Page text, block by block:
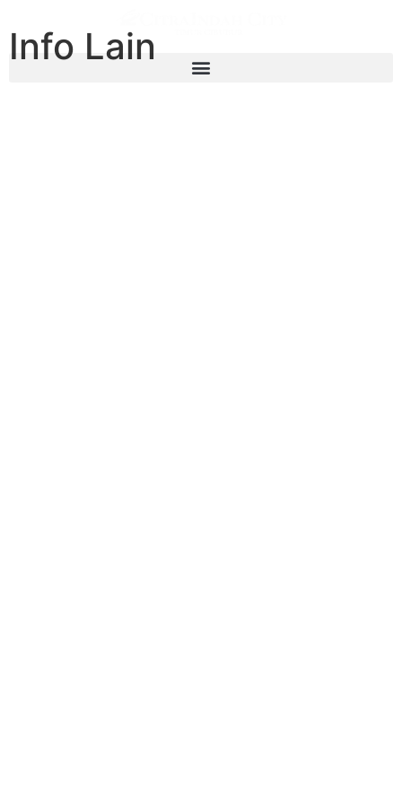
Info Lain